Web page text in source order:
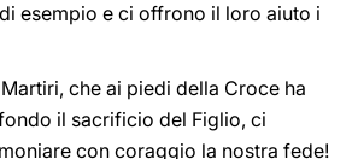
esempio e ci offrono il loro aiuto i
che ai piedi della Croce ha
il sacrificio del Figlio, ci
con coraggio la nostra fede!